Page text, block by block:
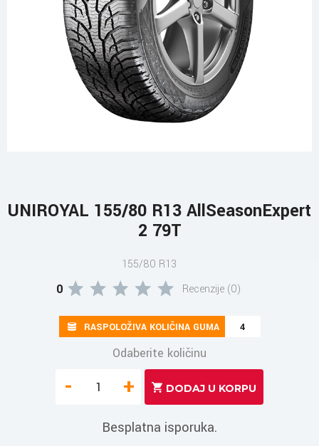
UNIROYAL 155/80 R13 AllSeasonExpert
2 79T
155/80 R13
0 Recenzije (0)
RASPOLOŽIVA KOLIČINA GUMA 4
Odaberite količinu
- +
Besplatna isporuka.